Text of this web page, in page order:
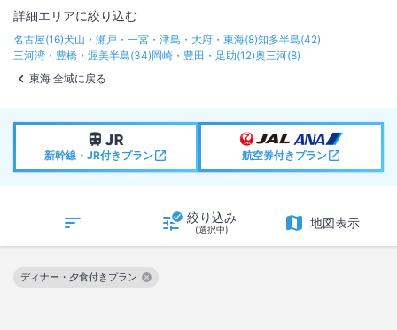
詳細エリアに絞り込む
名古屋(16)犬山・瀬戸・一宮・津島・大府・東海(8)知多半島(42)
三河湾・豊橋・渥美半島(34)岡崎・豊田・足助(12)奥三河(8)
東海 全域に戻る
新幹線・JR付きプラン 航空券付きプラン
絞り込み
(選択中) 地図表示
ディナー・夕食付きプラン
この絞り込み条件を解除